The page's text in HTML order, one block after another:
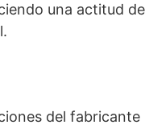
una actitud de
del fabricante